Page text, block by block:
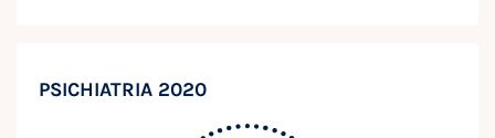
PSICHIATRIA 2020